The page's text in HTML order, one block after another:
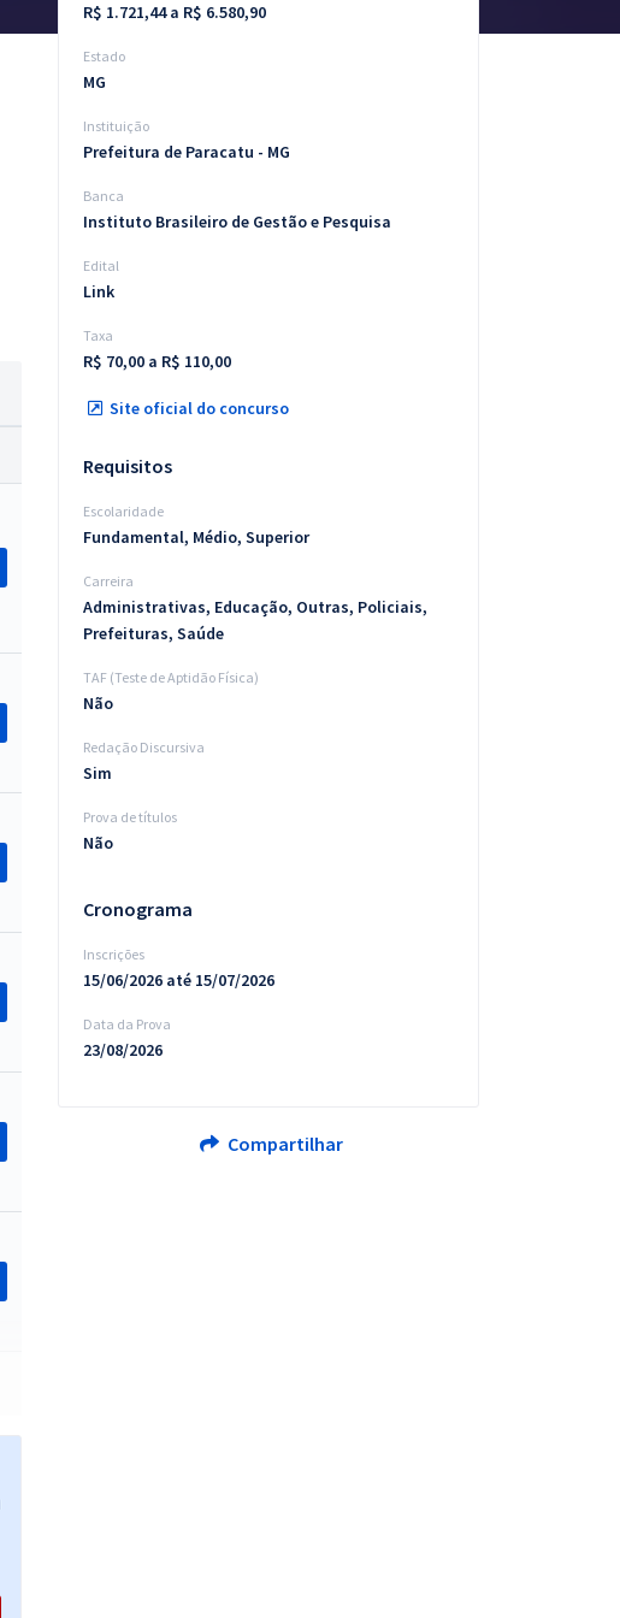
R$ 1.721,44 a R$ 6.580,90
Estado
MG
Instituição
Prefeitura de Paracatu - MG
Banca
Instituto Brasileiro de Gestão e Pesquisa
Edital
Link
Taxa
R$ 70,00 a R$ 110,00
Site oficial do concurso
Requisitos
Escolaridade
Fundamental, Médio, Superior
Carreira
Administrativas, Educação, Outras, Policiais,
Prefeituras, Saúde
TAF (Teste de Aptidão Física)
Não
Redação Discursiva
Sim
Prova de títulos
Não
Cronograma
Inscrições
15/06/2026 até 15/07/2026
Data da Prova
23/08/2026
Compartilhar